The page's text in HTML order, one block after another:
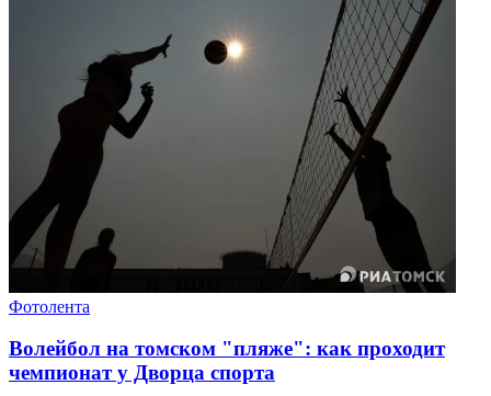
Фотолента
Волейбол на томском "пляже": как проходит
чемпионат у Дворца спорта